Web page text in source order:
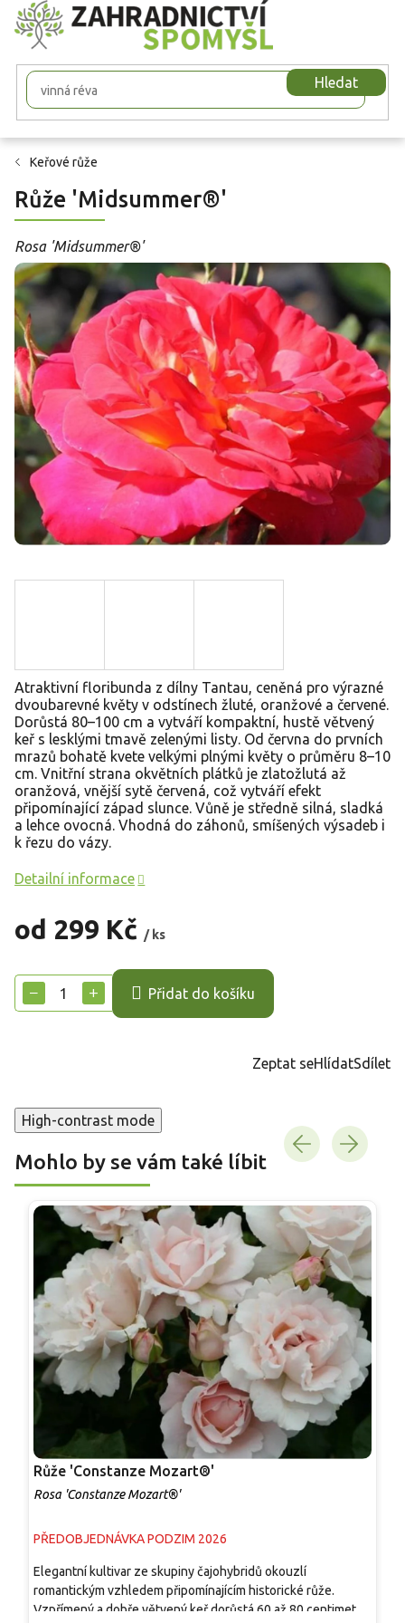
Přejít
na
obsah
Hledat
Keřové růže
Růže 'Midsummer®'
Rosa 'Midsummer®'
od 299 Kč / ks
cena:
+
− Přidat do košíku
Atraktivní floribunda z dílny Tantau, ceněná pro výrazné
dvoubarevné květy v odstínech žluté, oranžové a červené.
Dorůstá 80–100 cm a vytváří kompaktní, hustě větvený
keř s lesklými tmavě zelenými listy. Od června do prvních
mrazů bohatě kvete velkými plnými květy o průměru 8–10
cm. Vnitřní strana okvětních plátků je zlatožlutá až
oranžová, vnější sytě červená, což vytváří efekt
připomínající západ slunce. Vůně je středně silná, sladká
a lehce ovocná. Vhodná do záhonů, smíšených výsadeb i
k řezu do vázy.
Detailní informace
Zeptat seHlídatSdílet
High-contrast mode
Mohlo by se vám také líbit
Růže 'Constanze Mozart®'
Rosa 'Constanze Mozart®'
PŘEDOBJEDNÁVKA PODZIM 2026
Elegantní kultivar ze skupiny čajohybridů okouzlí
romantickým vzhledem připomínajícím historické růže.
Vzpřímený a dobře větvený keř dorůstá 60 až 80 centimetrů.